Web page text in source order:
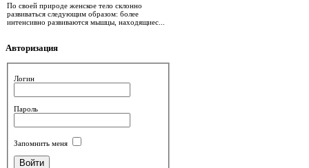
По своей природе женское тело склонно
развиваться следующим образом: более
интенсивно развиваются мышцы, находящиес...
Авторизация
Логин
Пароль
Запомнить меня